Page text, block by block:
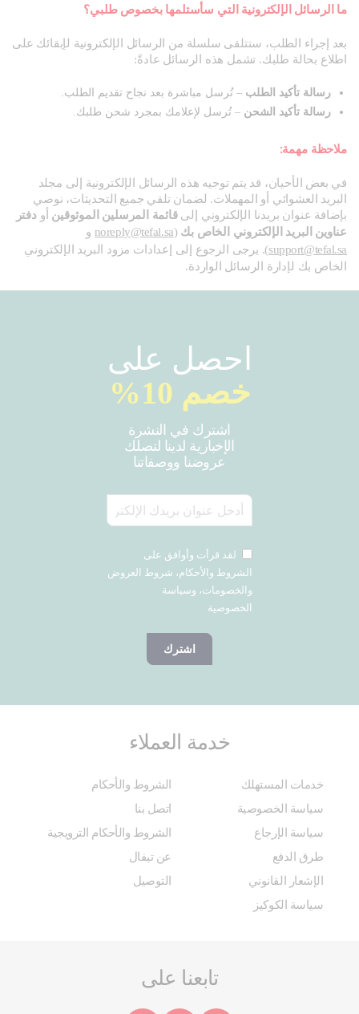
ما الرسائل الإلكترونية التي سأستلمها بخصوص طلبي؟
بعد إجراء الطلب، ستتلقى سلسلة من الرسائل الإلكترونية لإبقائك على
اطلاع بحالة طلبك. تشمل هذه الرسائل عادةً:
رسالة تأكيد الطلب – تُرسل مباشرة بعد نجاح تقديم الطلب.
رسالة تأكيد الشحن – تُرسل لإعلامك بمجرد شحن طلبك.
ملاحظة مهمة:
في بعض الأحيان، قد يتم توجيه هذه الرسائل الإلكترونية إلى مجلد
البريد العشوائي أو المهملات. لضمان تلقي جميع التحديثات، نوصي
بإضافة عنوان بريدنا الإلكتروني إلىقائمة المرسلين الموثوقين أودفتر
عناوين البريد الإلكتروني الخاص بك (
noreply@tefal.sa و
support@tefal.sa). يرجى الرجوع إلى إعدادات مزود البريد الإلكتروني
الخاص بك لإدارة الرسائل الواردة.
احصل على
خصم 10%
اشترك في النشرة
الإخبارية لدينا لتصلك
عروضنا ووصفاتنا
لقد قرأت وأوافق على
الشروط والأحكام، شروط العروض
والخصومات، وسياسة
الخصوصية
اشترك
خدمة العملاء
خدمات المستهلك
الشروط والأحكام
سياسة الخصوصية
اتصل بنا
سياسة الإرجاع
الشروط والأحكام الترويجية
طرق الدفع
عن تيفال
الإشعار القانوني
التوصيل
سياسة الكوكيز
تابعنا على